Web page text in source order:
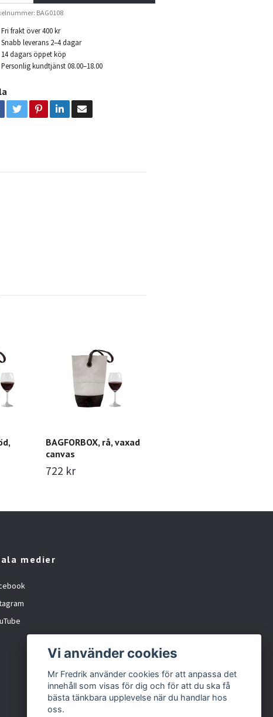
BAG0108
Fri frakt över 400 kr
Snabb leverans 2–4 dagar
14 dagars öppet köp
Personlig kundtjänst 08.00–18.00
BAGFORBOX, rå, vaxad
canvas
722 kr
medier
Vi använder cookies
Mr Fredrik använder cookies för att anpassa det
innehåll som visas för dig och för att du ska få
bästa tänkbara upplevelse när du handlar hos
oss.